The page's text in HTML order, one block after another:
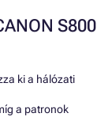
S800
ki a hálózati
a patronok